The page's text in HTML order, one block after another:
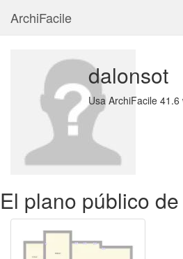
ArchiFacile
dalonsot
Usa ArchiFacile 41.6
El plano público